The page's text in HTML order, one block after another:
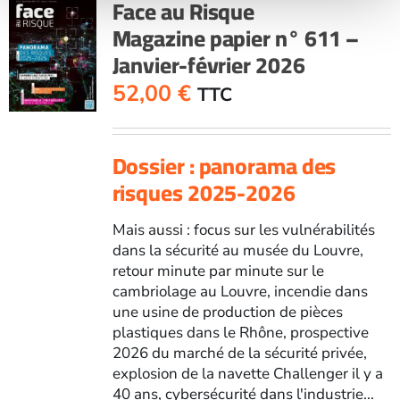
610
-
Novembre-
décembre
2025
Face au Risque
Magazine papier n° 611 –
Janvier-février 2026
52,00 € TTC
Dossier : panorama des
risques 2025-2026
Mais aussi : focus sur les vulnérabilités
dans la sécurité au musée du Louvre,
retour minute par minute sur le
cambriolage au Louvre, incendie dans
une usine de production de pièces
plastiques dans le Rhône, prospective
2026 du marché de la sécurité privée,
explosion de la navette Challenger il y a
40 ans, cybersécurité dans l'industrie...